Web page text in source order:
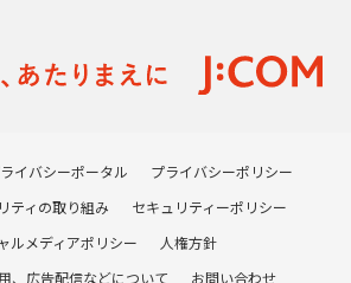
イバシーポータル
プライバシーポリシー
ティの取り組み
セキュリティーポリシー
ルメディアポリシー
人権方針
、広告配信などについて
お問い合わせ